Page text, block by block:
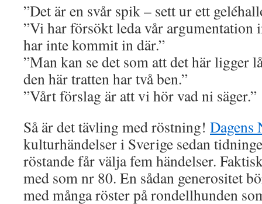
”Det är en svår spik – sett ur ett
”Vi har försökt leda vår argumentation
har inte kommit in där.”
”Man kan se det som att det här ligger
den här tratten har två ben.”
”Vårt förslag är att vi hör vad ni säger.”
Så är det tävling med röstning! Dagens
kulturhändelser i Sverige sedan
röstande får välja fem händelser.
med som nr 80. En sådan generositet
med många röster på rondellhunden